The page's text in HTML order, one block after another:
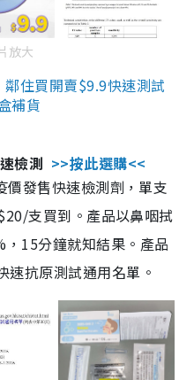
放大
住買開賣$9.9快速測試
補貨
檢測 >>按此選購<<
價發售快速檢測劑，單支
支買到。產品以鼻咽拭
15分鐘就知結果。產品
速抗原測試通用名單。